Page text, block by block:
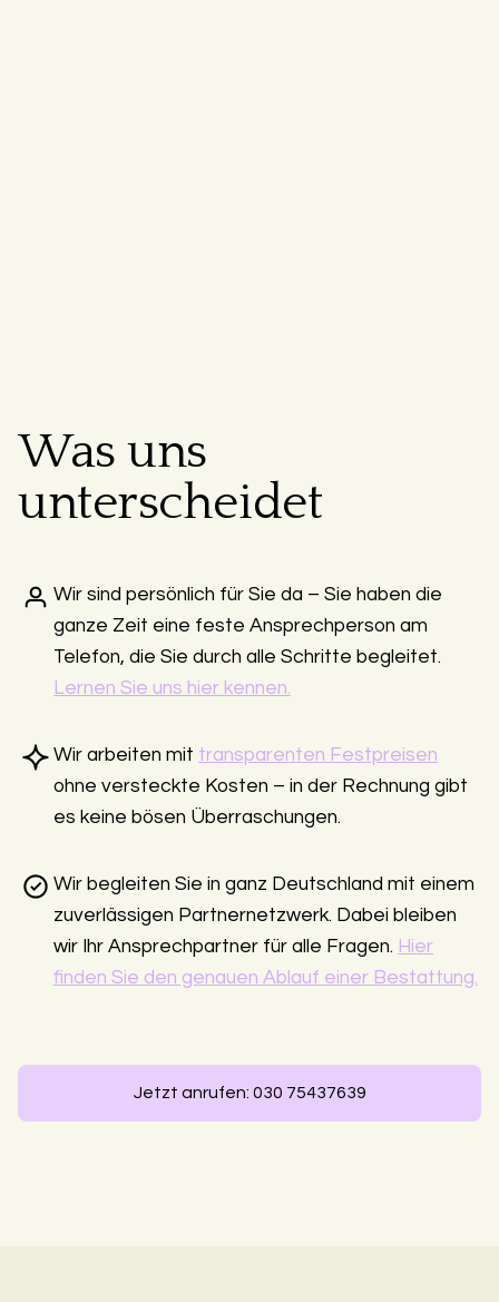
Was uns
unterscheidet
Wir sind persönlich für Sie da – Sie haben die
ganze Zeit eine feste Ansprechperson am
Telefon, die Sie durch alle Schritte begleitet.
Lernen Sie uns hier kennen.
Wir arbeiten mit transparenten Festpreisen
ohne versteckte Kosten – in der Rechnung gibt
es keine bösen Überraschungen.
Wir begleiten Sie in ganz Deutschland mit einem
zuverlässigen Partnernetzwerk. Dabei bleiben
wir Ihr Ansprechpartner für alle Fragen. Hier
finden Sie den genauen Ablauf einer Bestattung.
Jetzt anrufen: 030 75437639